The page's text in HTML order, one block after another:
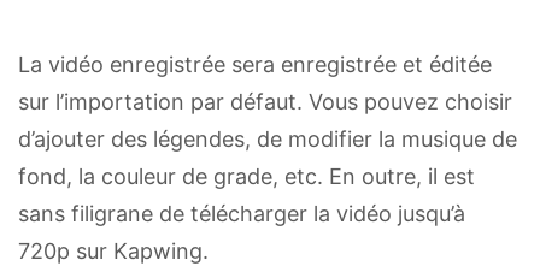
La vidéo enregistrée sera enregistrée et éditée
sur l’importation par défaut. Vous pouvez choisir
d’ajouter des légendes, de modifier la musique de
fond, la couleur de grade, etc. En outre, il est
sans filigrane de télécharger la vidéo jusqu’à
720p sur Kapwing.